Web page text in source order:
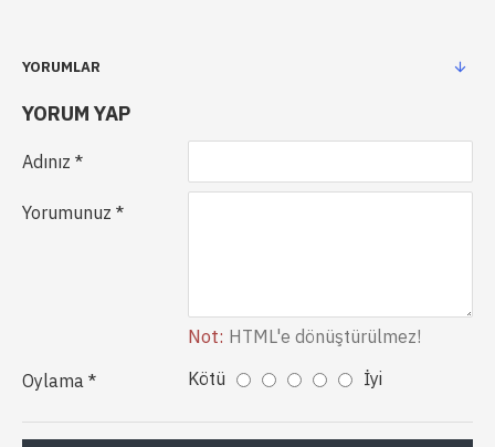
YORUMLAR
YORUM YAP
Adınız
Yorumunuz
Not: HTML'e dönüştürülmez!
Oylama
Kötü İyi